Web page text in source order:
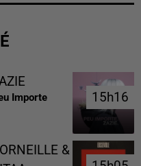
Importe 15h16
15h16
&